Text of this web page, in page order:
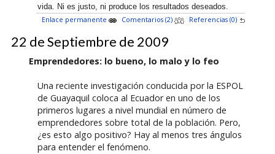
vida. Ni es justo, ni produce los resultados deseados.
Enlace permanente
Comentarios (2) Referencias (0)
22 de Septiembre de 2009
Emprendedores: lo bueno, lo malo y lo feo
Una reciente investigación conducida por la ESPOL
de Guayaquil coloca al Ecuador en uno de los
primeros lugares a nivel mundial en número de
emprendedores sobre total de la población. Pero,
¿es esto algo positivo? Hay al menos tres ángulos
para entender el fenómeno.